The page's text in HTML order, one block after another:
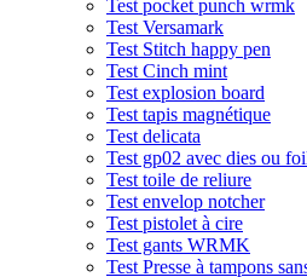
Test pocket punch wrmk
Test Versamark
Test Stitch happy pen
Test Cinch mint
Test explosion board
Test tapis magnétique
Test delicata
Test gp02 avec dies ou
Test toile de reliure
Test envelop notcher
Test pistolet à cire
Test gants WRMK
Test Presse à tampons